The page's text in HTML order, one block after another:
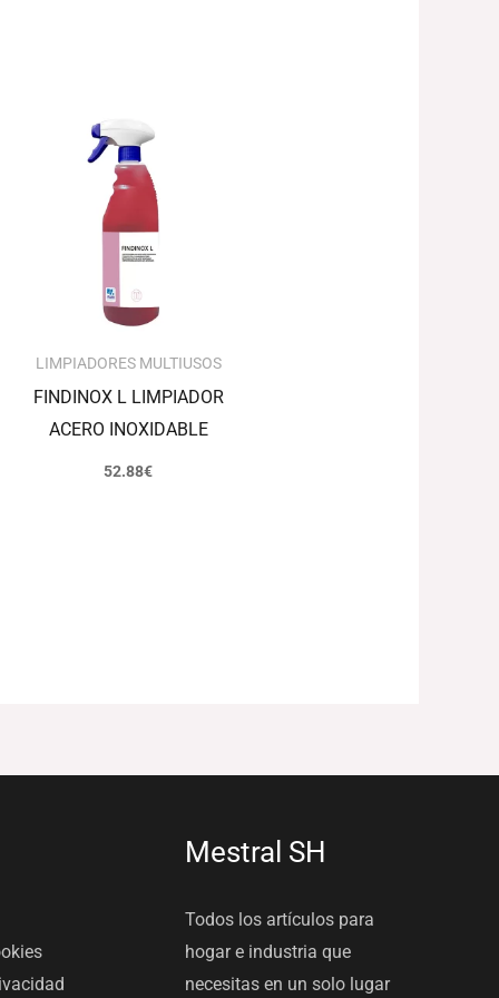
LIMPIADORES MULTIUSOS
FINDINOX L LIMPIADOR
ACERO INOXIDABLE
52.88€
Mestral SH
Todos los artículos para
hogar e industria que
necesitas en un solo lugar